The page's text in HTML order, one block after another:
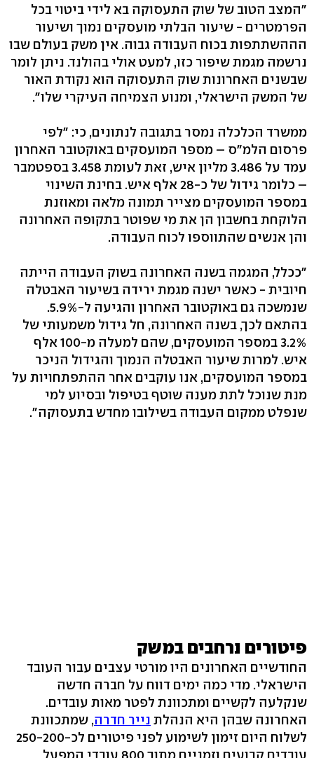
"המצב הטוב של שוק התעסוקה בא לידי ביטוי בכל
הפרמטרים - שיעור הבלתי מועסקים נמוך ושיעור
הההשתתפות בכוח העבודה גבוה. אין משק בעולם שבו
נרשמה מגמת שיפור כזו, למעט אולי בהולנד. ניתן לומר
שבשנים האחרונות שוק התעסוקה הוא נקודת האור
של המשק הישראלי, ומנוע הצמיחה העיקרי שלו".
ממשרד הכלכלה נמסר בתגובה לנתונים, כי: "לפי
פרסום הלמ"ס – מספר המועסקים באוקטובר האחרון
עמד על 3.486 מליון איש, זאת לעומת 3.458 בספטמבר
– כלומר גידול של כ-28 אלף איש. בחינת השינוי
במספר המועסקים מצייר תמונה מלאה ומאוזנת
הלוקחת בחשבון הן את מי שפוטר בתקופה האחרונה
והן אנשים שהתווספו לכוח העבודה.
"ככלל, המגמה בשנה האחרונה בשוק העבודה הייתה
חיובית - כאשר ישנה מגמת ירידה בשיעור האבטלה
שנמשכה גם באוקטובר האחרון והגיעה ל-5.9%.
בהתאם לכך, בשנה האחרונה, חל גידול משמעותי של
3.2% במספר המועסקים, שהם למעלה מ-100 אלף
איש. למרות שיעור האבטלה הנמוך והגידול הניכר
במספר המועסקים, אנו עוקבים אחר ההתפתחויות על
מנת שנוכל לתת מענה שוטף בטיפול ובסיוע למי
שנפלט ממקום העבודה בשילובו מחדש בתעסוקה".
פיטורים נרחבים במשק
החודשיים האחרונים היו מורטי עצבים עבור העובד
הישראלי. מדי כמה ימים דווח על חברה חדשה
שנקלעה לקשיים ומתכוונת לפטר מאות עובדים.
האחרונה שבהן היא הנהלת נייר חדרה, שמתכוונת
לשלוח היום זימון לשימוע לפני פיטורים לכ-250-200
עובדים קבועים וזמניים מתוך 800 עובדי המפעל